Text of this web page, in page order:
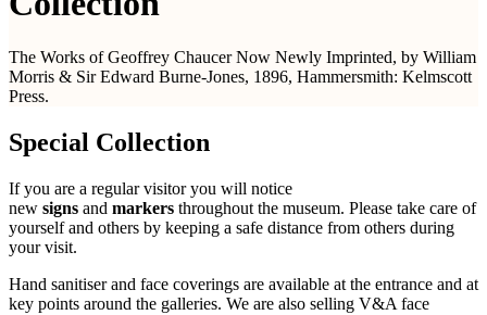
The Works of Geoffrey Chaucer Now Newly Imprinted, by William
Morris & Sir Edward Burne-Jones, 1896, Hammersmith: Kelmscott
Press.
Special Collection
If you are a regular visitor you will notice
new signs and markers throughout the museum. Please take care of
yourself and others by keeping a safe distance from others during
your visit.
Hand sanitiser and face coverings are available at the entrance and at
key points around the galleries. We are also selling V&A face